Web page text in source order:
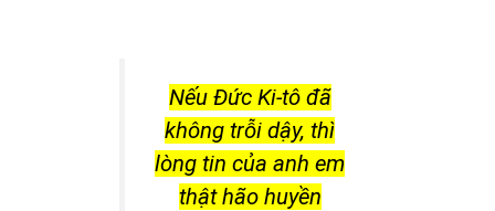
Nếu Đức Ki-tô đã
không trỗi dậy, thì
lòng tin của anh em
thật hão huyền